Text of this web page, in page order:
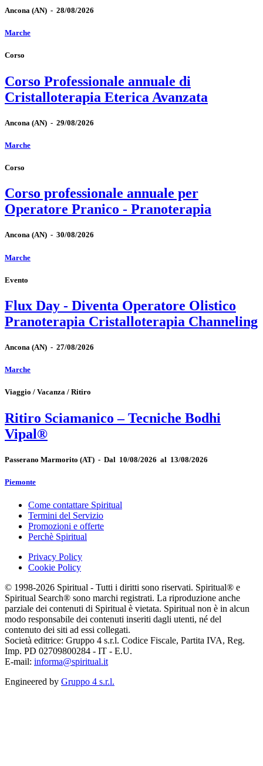
Ancona (AN) - 28/08/2026
Marche
Corso
Corso Professionale annuale di
Cristalloterapia Eterica Avanzata
Ancona (AN) - 29/08/2026
Marche
Corso
Corso professionale annuale per
Operatore Pranico - Pranoterapia
Ancona (AN) - 30/08/2026
Marche
Evento
Flux Day - Diventa Operatore Olistico
Pranoterapia Cristalloterapia Channeling
Ancona (AN) - 27/08/2026
Marche
Viaggio / Vacanza / Ritiro
Ritiro Sciamanico – Tecniche Bodhi
Vipal®
Passerano Marmorito (AT) - Dal 10/08/2026 al 13/08/2026
Piemonte
Come contattare Spiritual
Termini del Servizio
Promozioni e offerte
Perchè Spiritual
Privacy Policy
Cookie Policy
© 1998-2026 Spiritual - Tutti i diritti sono riservati. Spiritual® e
Spiritual Search® sono marchi registrati. La riproduzione anche
parziale dei contenuti di Spiritual è vietata. Spiritual non è in alcun
modo responsabile dei contenuti inseriti dagli utenti, né del
contenuto dei siti ad essi collegati.
Società editrice: Gruppo 4 s.r.l. Codice Fiscale, Partita IVA, Reg.
Imp. PD 02709800284 - IT - E.U.
E-mail: informa@spiritual.it
Engineered by Gruppo 4 s.r.l.